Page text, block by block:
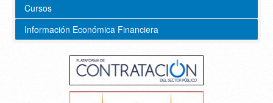
Cursos
Información Económica Financiera